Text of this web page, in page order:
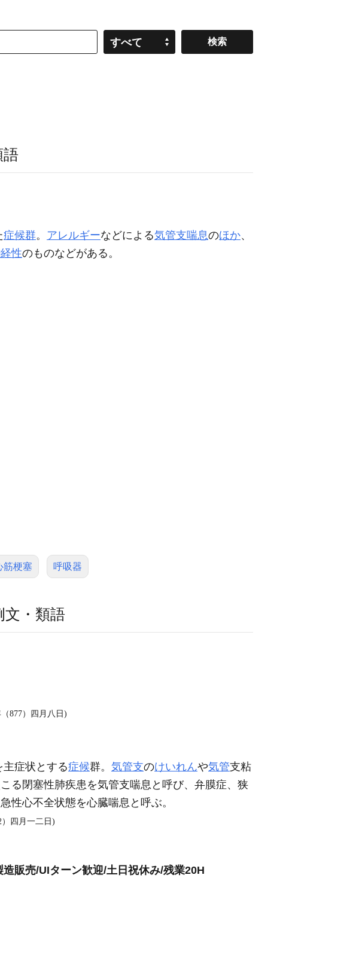
すべて
語
症候群。 アレルギーなどによる気管支喘息のほか、
性のものなどがある。
筋梗塞 呼吸器
文・類語
877）四月八日)
主症状とする症候群。 気管支のけいれんや気管支粘
る閉塞性肺疾患を気管支喘息と呼び、弁膜症、狭
性心不全状態を心臓喘息と呼ぶ。
）四月一二日)
販売/UIターン歓迎/土日祝休み/残業20H